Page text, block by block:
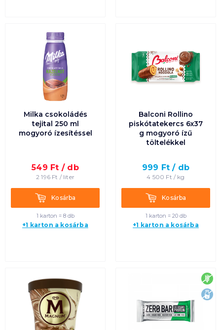
Milka csokoládés
tejital 250 ml
mogyoró ízesítéssel
549 Ft / db
2 196Ft / liter
KosárbaKosárba
1 karton = 8 db
+1 karton a kosárba
Balconi Rollino
piskótatekercs 6x37
g mogyoró ízű
töltelékkel
999 Ft / db
4 500 Ft / kg
KosárbaKosárba
1 karton = 20 db
+1 karton a kosárba